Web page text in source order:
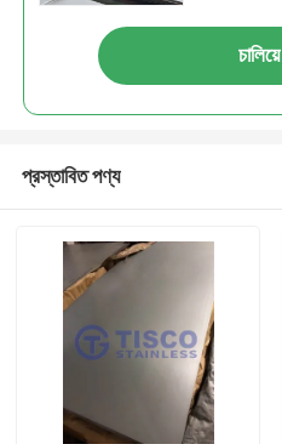
চালিয়ে
প্রস্তাবিত পণ্য